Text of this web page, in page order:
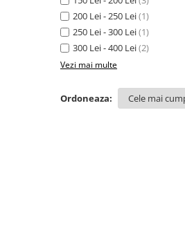
Barci, vapoare, ambarcatiuni
Decoratiuni care se agata
200 Lei - 250 Lei(1)
250 Lei - 300 Lei(1)
300 Lei - 400 Lei(2)
Vezi mai multe
Ordoneaza: